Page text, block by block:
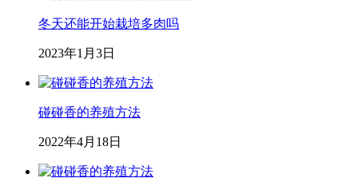
冬天还能开始栽培多肉吗
2023年1月3日
碰碰香的养殖方法
2022年4月18日